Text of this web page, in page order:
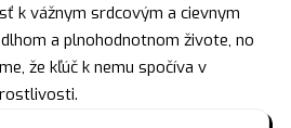
k vážnym srdcovým a cievnym
a plnohodnotnom živote, no
že kľúč k nemu spočíva v